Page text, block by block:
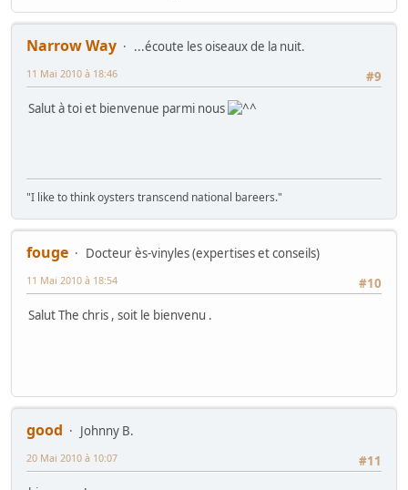
Narrow Way
...écoute les oiseaux de la nuit.
#9
11 Mai 2010 à 18:46
Salut à toi et bienvenue parmi nous
"I like to think oysters transcend national bareers."
fouge
Docteur ès-vinyles (expertises et conseils)
#10
11 Mai 2010 à 18:54
Salut The chris , soit le bienvenu .
good
Johnny B.
#11
20 Mai 2010 à 10:07